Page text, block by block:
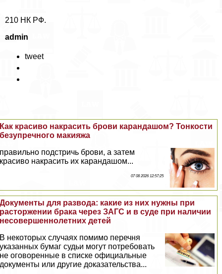
210 НК РФ.
admin
tweet
Как красиво накрасить брови карандашом? Тонкости
безупречного макияжа
правильно подстричь брови, а затем
красиво накрасить их карандашом...
07 08 2026 12:57:25
Документы для развода: какие из них нужны при
расторжении бpaка через ЗАГС и в суде при наличии
несовершеннолетних детей
В некоторых случаях помимо перечня
указанных бумаг судьи могут потребовать
не оговоренные в списке официальные
документы или другие доказательства...